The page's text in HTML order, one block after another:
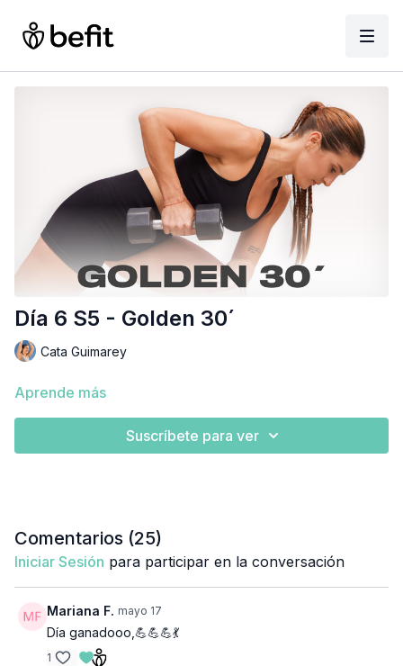
Día 6 S5 - Golden 30´
Cata Guimarey
Aprende más
Suscríbete para ver
Comentarios (25)
Iniciar Sesión para participar en la conversación
Mariana F. mayo 17
Día ganadooo,💪💪💪💃
1